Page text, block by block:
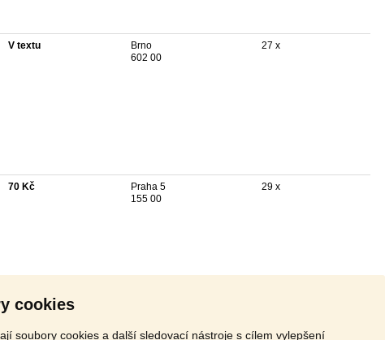
cookies
soubory cookies a další sledovací nástroje s cílem vylepšení
V textu
Brno
602 00
27 x
70 Kč
Praha 5
155 00
29 x